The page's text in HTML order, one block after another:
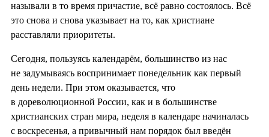
называли в то время причастие, всё равно состоялось. Всё
это снова и снова указывает на то, как христиане
расставляли приоритеты.
Сегодня, пользуясь календарём, большинство из нас
не задумываясь воспринимает понедельник как первый
день недели. При этом оказывается, что
в дореволюционной России, как и в большинстве
христианских стран мира, неделя в календаре начиналась
с воскресенья, а привычный нам порядок был введён